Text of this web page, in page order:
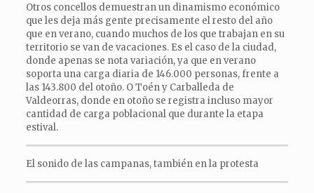
Otros concellos demuestran un dinamismo económico
que les deja más gente precisamente el resto del año
que en verano, cuando muchos de los que trabajan en su
territorio se van de vacaciones. Es el caso de la ciudad,
donde apenas se nota variación, ya que en verano
soporta una carga diaria de 146.000 personas, frente a
las 143.800 del otoño. O Toén y Carballeda de
Valdeorras, donde en otoño se registra incluso mayor
cantidad de carga poblacional que durante la etapa
estival.
El sonido de las campanas, también en la protesta